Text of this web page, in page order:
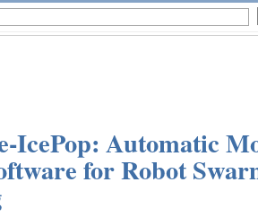
IcePop: Automatic
for Robot